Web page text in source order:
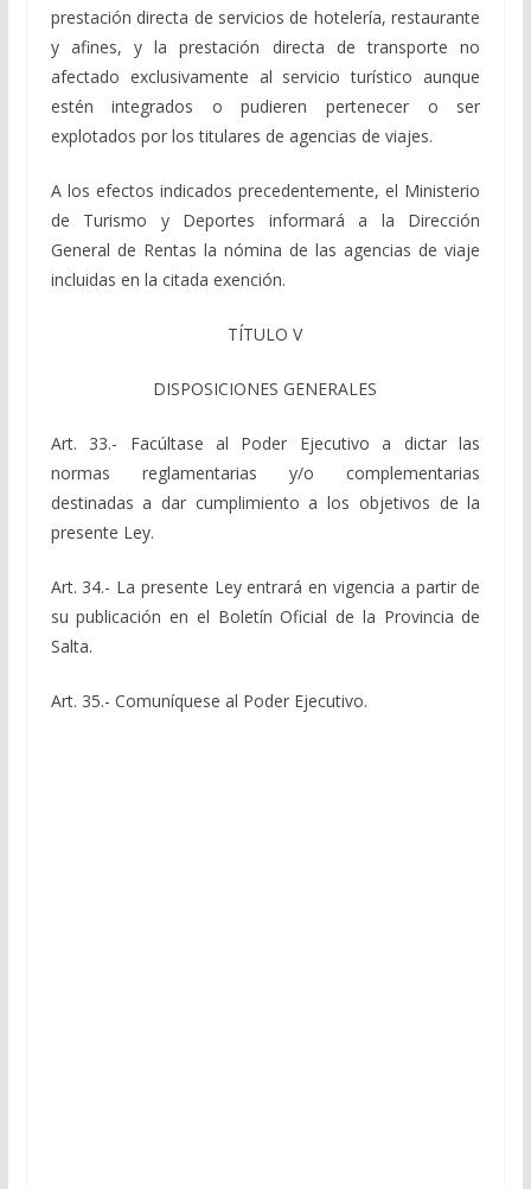
prestación directa de servicios de hotelería, restaurante
y afines, y la prestación directa de transporte no
afectado exclusivamente al servicio turístico aunque
estén integrados o pudieren pertenecer o ser
explotados por los titulares de agencias de viajes.
A los efectos indicados precedentemente, el Ministerio
de Turismo y Deportes informará a la Dirección
General de Rentas la nómina de las agencias de viaje
incluidas en la citada exención.
TÍTULO V
DISPOSICIONES GENERALES
Art. 33.- Facúltase al Poder Ejecutivo a dictar las
normas reglamentarias y/o complementarias
destinadas a dar cumplimiento a los objetivos de la
presente Ley.
Art. 34.- La presente Ley entrará en vigencia a partir de
su publicación en el Boletín Oficial de la Provincia de
Salta.
Art. 35.- Comuníquese al Poder Ejecutivo.